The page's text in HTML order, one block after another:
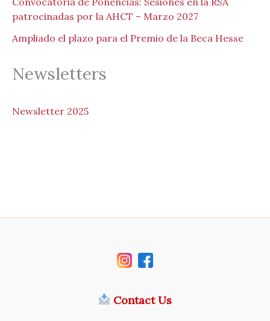
patrocinadas por la AHCT – Marzo 2027
Ampliado el plazo para el Premio de la Beca Hesse
Newsletters
Newsletter 2025
Contact Us